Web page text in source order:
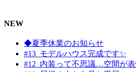
NEW
◆夏季休業のお知らせ
#13_モデルハウス完成です✨
#12_内装って不思議…空間が